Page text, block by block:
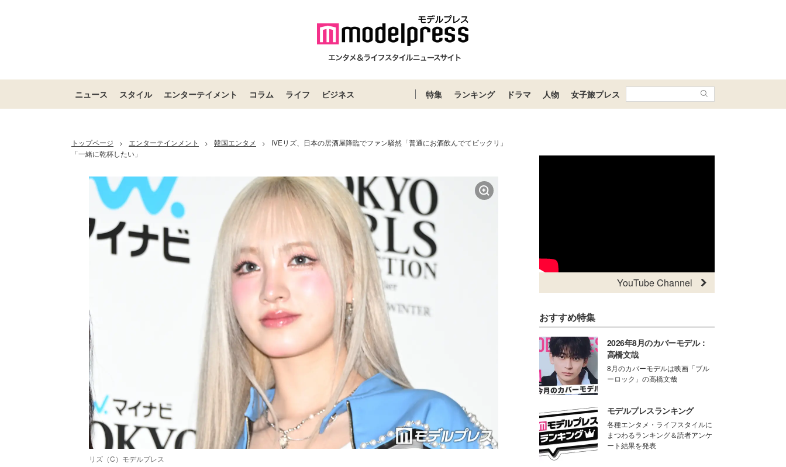
ニュース スタイル エンターテイメント コラム ライフ ビジネス 特集 ランキング ドラマ 人物 女子旅プレス
トップページ > エンターテインメント > 韓国エンタメ >
IVEリズ、日本の居酒屋降臨でファン騒然「普通にお酒飲んでてビックリ」
「一緒に乾杯したい」
リズ（C）モデルプレス
YouTube Channel
おすすめ特集
2026年8月のカバーモデル：
高橋文哉
8月のカバーモデルは映画「ブル
ーロック」の高橋文哉
モデルプレスランキング
各種エンタメ・ライフスタイルに
まつわるランキング＆読者アンケ
ート結果を発表